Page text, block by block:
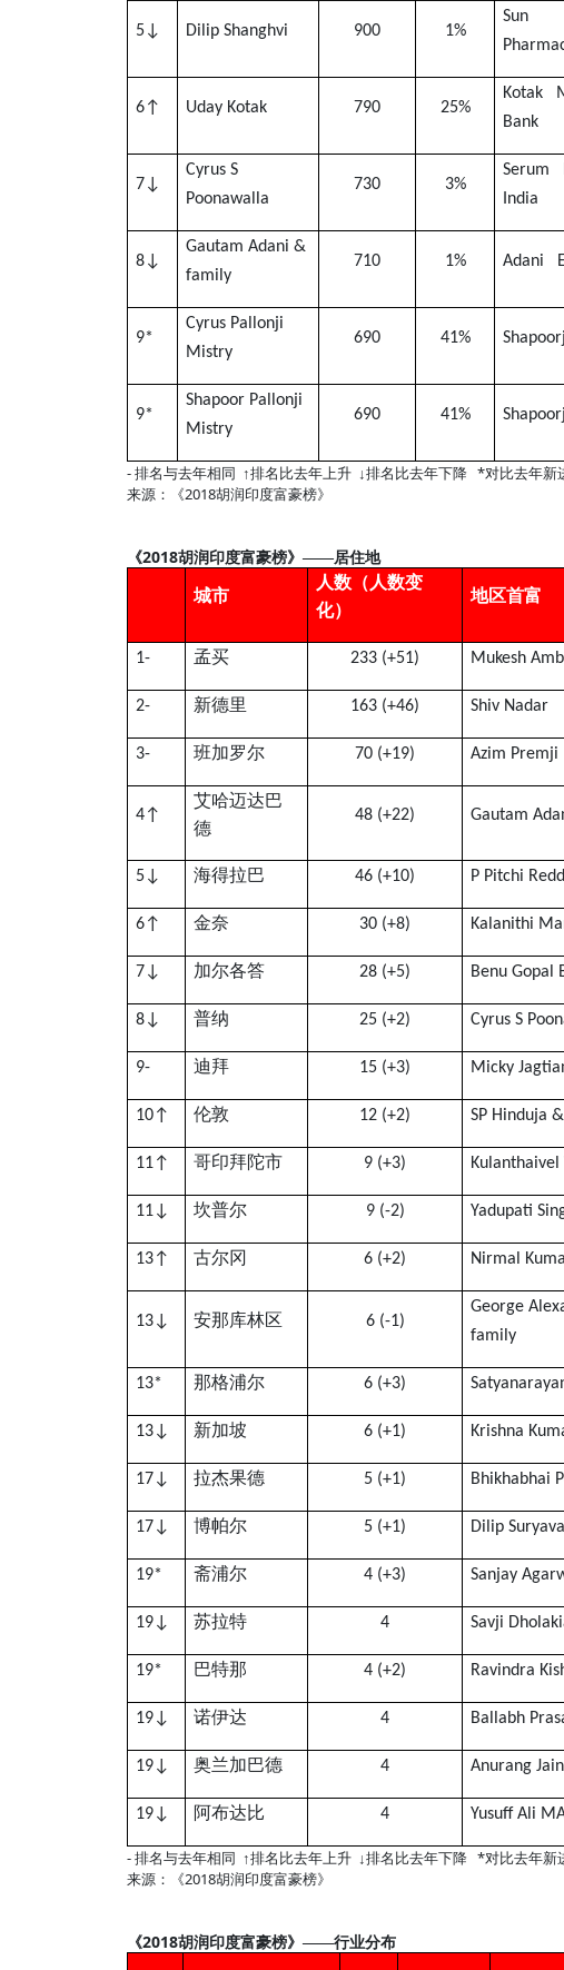
5↓ Dilip Shanghvi 900 1%
Sun
6↑ Uday Kotak 790 25%
Kotak
Bank
7↓
Cyrus S
Poonawalla
730 3%
Serum
India
8↓
Gautam Adani &
family
710 1% Adani
9*
Cyrus Pallonji
Mistry
690 41%
9*
Shapoor Pallonji
Mistry
690 41%
- 排名与去年相同 ↑排名比去年上升 ↓排名比去年下降 *对比去年新
来源：《2018胡润印度富豪榜》
《2018胡润印度富豪榜》——居住地
城市
人数（人数变
化）
地区首富
1- 孟买 233 (+51) Mukesh
2- 新德里 163 (+46) Shiv Nadar
3- 班加罗尔 70 (+19) Azim Premji
4↑
艾哈迈达巴
德
48 (+22) Gautam
5↓ 海得拉巴 46 (+10) P Pitchi
6↑ 金奈 30 (+8) Kalanithi
7↓ 加尔各答 28 (+5) Benu Gopal
8↓ 普纳 25 (+2) Cyrus S
9- 迪拜 15 (+3) Micky
10↑ 伦敦 12 (+2) SP Hinduja
11↑ 哥印拜陀市 9 (+3)
11↓ 坎普尔 9 (-2) Yadupati
13↑ 古尔冈 6 (+2) Nirmal
13↓ 安那库林区 6 (-1)
George
family
13* 那格浦尔 6 (+3)
13↓ 新加坡 6 (+1) Krishna
17↓ 拉杰果德 5 (+1) Bhikhabhai
17↓ 博帕尔 5 (+1) Dilip
19* 斋浦尔 4 (+3) Sanjay
19↓ 苏拉特 4 Savji
19* 巴特那 4 (+2) Ravindra
19↓ 诺伊达 4 Ballabh
19↓ 奥兰加巴德 4 Anurang
19↓ 阿布达比 4 Yusuff Ali
- 排名与去年相同 ↑排名比去年上升 ↓排名比去年下降 *对比去年新
来源：《2018胡润印度富豪榜》
《2018胡润印度富豪榜》——行业分布